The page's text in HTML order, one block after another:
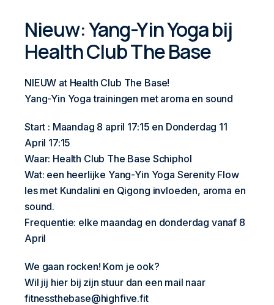
Nieuw: Yang-Yin Yoga bij
Health Club The Base
NIEUW at Health Club The Base!
Yang-Yin Yoga trainingen met aroma en sound
Start : Maandag 8 april 17:15 en Donderdag 11
April 17:15
Waar: Health Club The Base Schiphol
Wat: een heerlijke Yang-Yin Yoga Serenity Flow
les met Kundalini en Qigong invloeden, aroma en
sound.
Frequentie: elke maandag en donderdag vanaf 8
April
We gaan rocken! Kom je ook?
Wil jij hier bij zijn stuur dan een mail naar
fitnessthebase@highfive.fit